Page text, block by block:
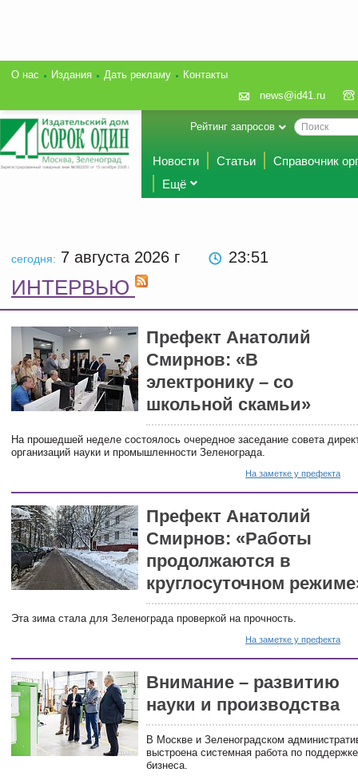
О нас Издания Дать рекламу
Контакты
news@id41.ru
Рейтинг запросов
Новости Статьи
Справочник
Ещё
сегодня: 7 августа 2026 г 23 51
ИНТЕРВЬЮ
Префект Анатолий
Смирнов: «В
электронику – со
школьной скамьи»
На прошедшей неделе состоялось очередное заседание совета
организаций науки и промышленности Зеленограда.
На заметке у префекта
Префект Анатолий
Смирнов: «Работы
продолжаются в
круглосуточном
Эта зима стала для Зеленограда проверкой на прочность.
На заметке у префекта
Внимание – развитию
науки и производства
В Москве и Зеленоградском
выстроена системная работа по
бизнеса.